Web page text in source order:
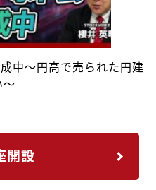
中～円高で売られた円建
～
開設